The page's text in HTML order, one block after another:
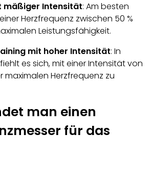
mäßiger Intensität: Am besten
Herzfrequenz zwischen 50 %
Leistungsfähigkeit.
mit hoher Intensität: In
es sich, mit einer Intensität von
maximalen Herzfrequenz zu
man einen
für das